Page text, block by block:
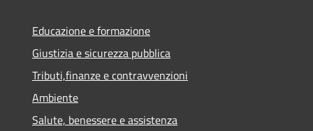
Educazione e formazione
Giustizia e sicurezza pubblica
Tributi,finanze e contravvenzioni
Ambiente
Salute, benessere e assistenza